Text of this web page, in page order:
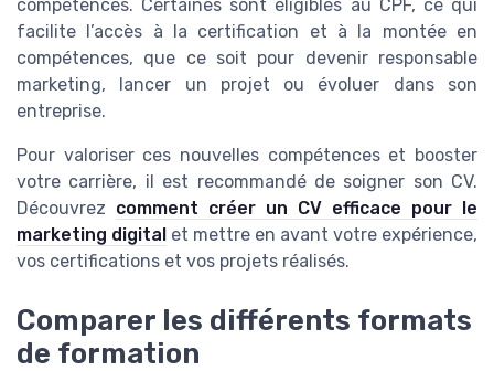
compétences. Certaines sont éligibles au CPF, ce qui
facilite l’accès à la certification et à la montée en
compétences, que ce soit pour devenir responsable
marketing, lancer un projet ou évoluer dans son
entreprise.
Pour valoriser ces nouvelles compétences et booster
votre carrière, il est recommandé de soigner son CV.
Découvrez comment créer un CV efficace pour le
marketing digital et mettre en avant votre expérience,
vos certifications et vos projets réalisés.
Comparer les différents formats
de formation